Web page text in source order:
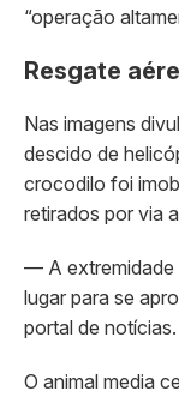
“operação
Resgate
Nas imagens
descido de
crocodilo foi
retirados por via
— A extremidade
lugar para se
portal de notícias.
O animal media